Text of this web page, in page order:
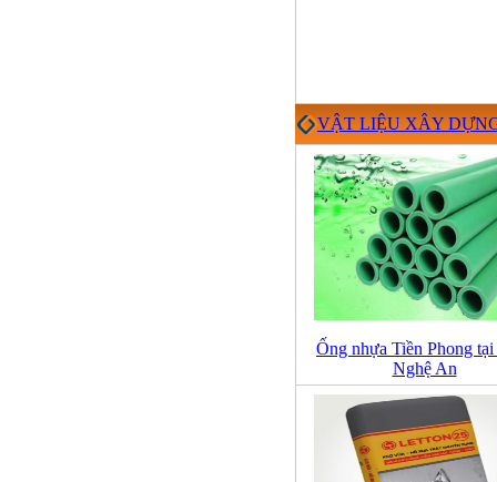
VẬT LIỆU XÂY
Ống nhựa Tiền Phong
Nghệ An